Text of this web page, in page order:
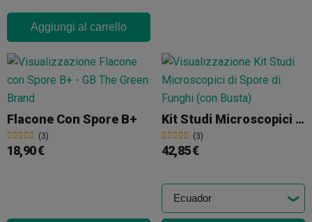
Aggiungi al carrello
Flacone Con Spore B+
(3)
18,90 €
Kit Studi Microscopici Di Spore Di Funghi (con Busta)
(3)
42,85 €